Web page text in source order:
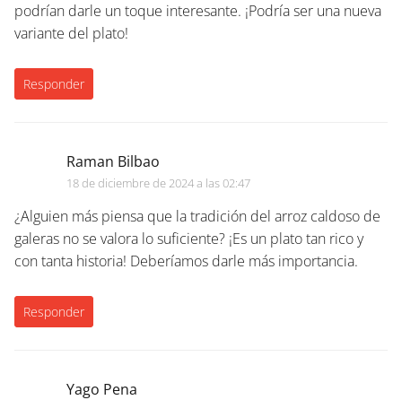
podrían darle un toque interesante. ¡Podría ser una nueva
variante del plato!
Responder
Raman Bilbao
18 de diciembre de 2024 a las 02:47
¿Alguien más piensa que la tradición del arroz caldoso de
galeras no se valora lo suficiente? ¡Es un plato tan rico y
con tanta historia! Deberíamos darle más importancia.
Responder
Yago Pena